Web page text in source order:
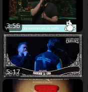
3:56
5:17